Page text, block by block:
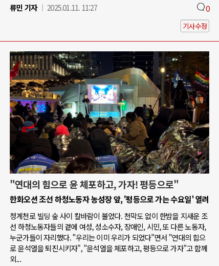
류민 기자
2025.01.11. 11:27 0
기사수정
"연대의 힘으로 윤 체포하고, 가자! 평등으로"
한화오션 조선 하청노동자 농성장 앞, '평등으로 가는 수요일' 열려
청계천로 빌딩 숲 사이 칼바람이 불었다. 천막도 없이 한밤을 지새운 조
선 하청노동자들의 곁에 여성, 성소수자, 장애인, 시민, 또 다른 노동자,
누군가들이 자리했다. "우리는 이미 우리가 되었다"면서 "연대의 힘으
로 윤석열을 퇴진시키자", "윤석열을 체포하고, 평등으로 가자"고 함께
외...